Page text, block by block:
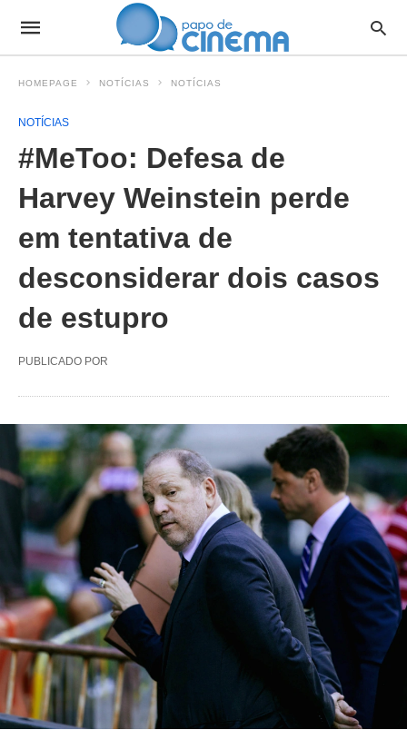
HOMEPAGE NOTÍCIAS NOTÍCIAS
NOTÍCIAS
#MeToo: Defesa de
Harvey Weinstein perde
em tentativa de
desconsiderar dois casos
de estupro
PUBLICADO POR